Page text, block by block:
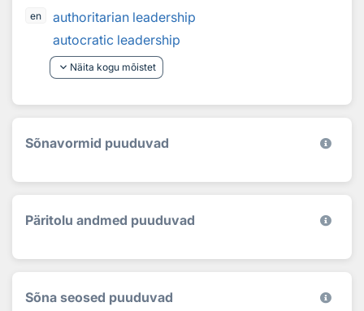
en
authoritarian leadership
autocratic leadership
keyboard_arrow_down Näita kogu mõistet
Sõnavormid puuduvad
Päritolu andmed puuduvad
Sõna seosed puuduvad